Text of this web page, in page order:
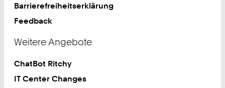
Barrierefreiheitserklärung
Feedback
Weitere Angebote
ChatBot Ritchy
IT Center Changes